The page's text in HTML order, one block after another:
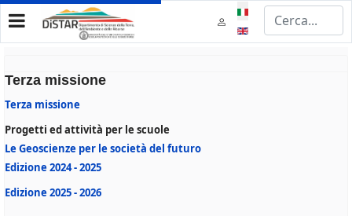
Seleziona la tua lingua
Terza missione
Terza missione
Progetti ed attività per le scuole
Le Geoscienze per le società del futuro
Edizione 2024 - 2025
Edizione 2025 - 2026